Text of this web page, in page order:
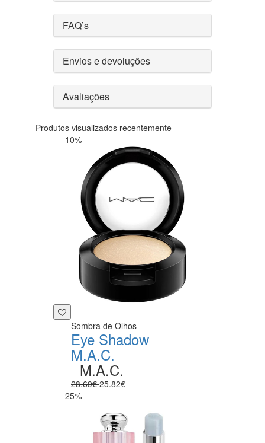
FAQ’s
Envios e devoluções
Avaliações
Produtos visualizados recentemente
-10%
Sombra de Olhos
Eye Shadow
M.A.C.
M.A.C.
28.69€25.82€
-25%